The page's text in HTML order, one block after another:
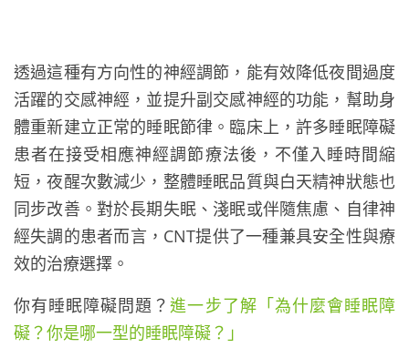
透過這種有方向性的神經調節，能有效降低夜間過度
活躍的交感神經，並提升副交感神經的功能，幫助身
體重新建立正常的睡眠節律。臨床上，許多睡眠障礙
患者在接受相應神經調節療法後，不僅入睡時間縮
短，夜醒次數減少，整體睡眠品質與白天精神狀態也
同步改善。對於長期失眠、淺眠或伴隨焦慮、自律神
經失調的患者而言，CNT提供了一種兼具安全性與療
效的治療選擇。
你有睡眠障礙問題？進一步了解「為什麼會睡眠障
礙？你是哪一型的睡眠障礙？」